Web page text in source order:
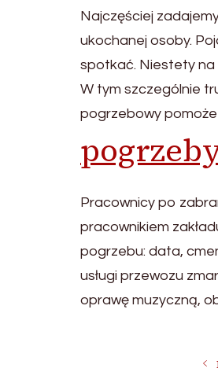
Najczęściej
ukochanej osoby.
spotkać. Niestety na
W tym szczególnie
pogrzebowy pomoże
Pracownicy po
pracownikiem
pogrzebu: data,
usługi przewozu
oprawę muzyczną,